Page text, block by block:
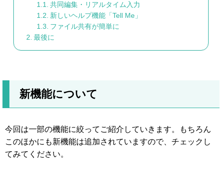
共同編集・リアルタイム入力
新しいヘルプ機能「Tell Me」
ファイル共有が簡単に
最後に
新機能について
今回は一部の機能に絞ってご紹介していきます。もちろん
このほかにも新機能は追加されていますので、チェックし
てみてください。